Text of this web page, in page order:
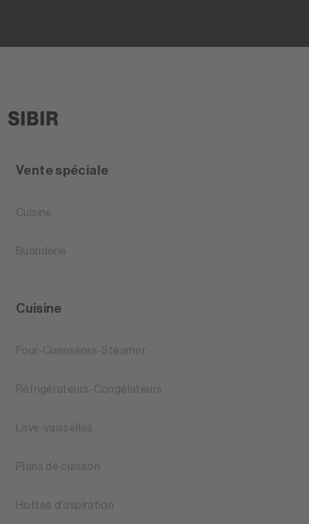
Vente spéciale
Cuisine
Buanderie
Cuisine
Four-Cuisinières-Steamer
Réfrigérateurs-Congélateurs
Lave-vaisselles
Plans de cuisson
Hottes d'aspiration